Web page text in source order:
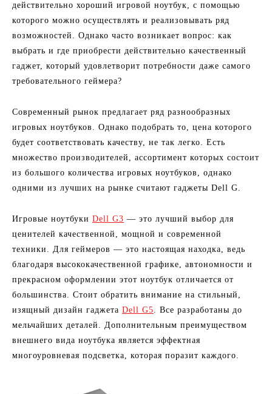
действительно хороший игровой ноутбук, с помощью
которого можно осуществлять и реализовывать ряд
возможностей. Однако часто возникает вопрос: как
выбрать и где приобрести действительно качественный
гаджет, который удовлетворит потребности даже самого
требовательного геймера?
Современный рынок предлагает ряд разнообразных
игровых ноутбуков. Однако подобрать то, цена которого
будет соответствовать качеству, не так легко. Есть
множество производителей, ассортимент которых состоит
из большого количества игровых ноутбуков, однако
одними из лучших на рынке считают гаджеты Dell G.
Игровые ноутбуки Dell G3 — это лучший выбор для
ценителей качественной, мощной и современной
техники. Для геймеров — это настоящая находка, ведь
благодаря высококачественной графике, автономности и
прекрасном оформлении этот ноутбук отличается от
большинства. Стоит обратить внимание на стильный,
изящный дизайн гаджета Dell G5. Все разработаны до
мельчайших деталей. Дополнительным преимуществом
внешнего вида ноутбука является эффектная
многоуровневая подсветка, которая поразит каждого.